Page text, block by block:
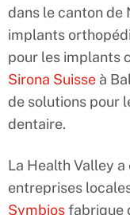
dans le canton de
implants
pour les implants
Sirona Suisse à
de solutions pour
dentaire.
La Health Valley
entreprises
Symbiosfabrique